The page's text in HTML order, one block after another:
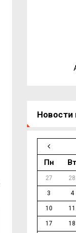
Новости
Пн
Вт
27 28
3 4
10 11
17 18